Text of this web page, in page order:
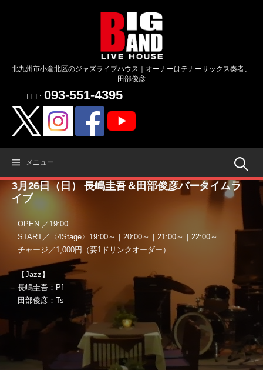
北九州市小倉北区のジャズライブハウス｜オーナーはテナーサックス奏者、
田部俊彦
TEL: 093-551-4395
メニュー 検
索:
3月26日（日） 長嶋圭吾＆田部俊彦バータイムラ
イブ
OPEN ／19:00
START／〈4Stage〉19:00～｜20:00～｜21:00～｜22:00～
チャージ／1,000円（要1ドリンクオーダー）
【Jazz】
長嶋圭吾：Pf
田部俊彦：Ts